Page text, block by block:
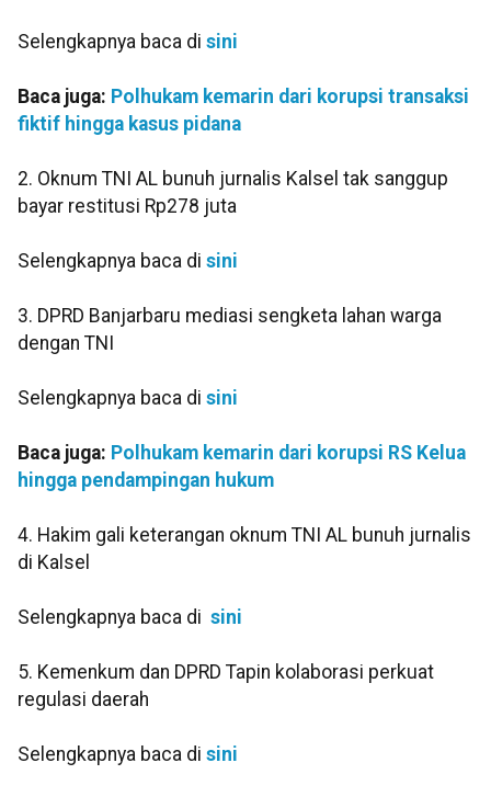
Selengkapnya baca di sini
Baca juga: Polhukam kemarin dari korupsi transaksi
fiktif hingga kasus pidana
2. Oknum TNI AL bunuh jurnalis Kalsel tak sanggup
bayar restitusi Rp278 juta
Selengkapnya baca di sini
3. DPRD Banjarbaru mediasi sengketa lahan warga
dengan TNI
Selengkapnya baca di sini
Baca juga: Polhukam kemarin dari korupsi RS Kelua
hingga pendampingan hukum
4. Hakim gali keterangan oknum TNI AL bunuh jurnalis
di Kalsel
Selengkapnya baca di sini
5. Kemenkum dan DPRD Tapin kolaborasi perkuat
regulasi daerah
Selengkapnya baca di sini